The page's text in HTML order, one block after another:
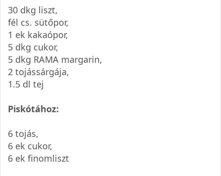
30 dkg liszt,
fél cs. sütőpor,
1 ek kakaópor,
5 dkg cukor,
5 dkg RAMA margarin,
2 tojássárgája,
1.5 dl tej
Piskótához:
6 tojás,
6 ek cukor,
6 ek finomliszt